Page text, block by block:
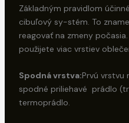
Základným pravidlom
cibuľový sy-stém. To
reagovať na zmeny
použijete viac vrstiev
Spodná vrstva:Prvú vrstvu
spodné priliehavé prádlo
termoprádlo.